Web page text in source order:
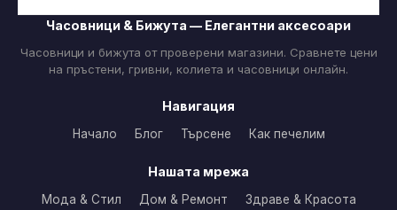
Часовници & Бижута — Елегантни аксесоари
Часовници и бижута от проверени магазини. Сравнете цени
на пръстени, гривни, колиета и часовници онлайн.
Навигация
Начало Блог Търсене Как печелим
Нашата мрежа
Мода & Стил Дом & Ремонт
Здраве & Красота